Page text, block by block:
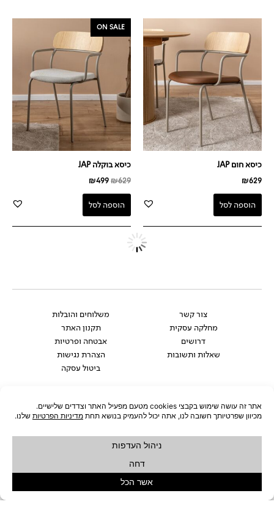
כיסא חום JAP
₪629
הוספה לסל
ON SALE
כיסא בוקלה JAP
₪629
המחיר
המקורי
היה:
₪629.
₪499
הנוכחי
₪499.
הוספה לסל
₪349
₪659
₪499
NEW
המחירהמחיר